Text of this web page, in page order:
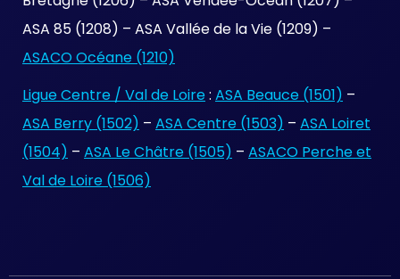
ASA 85 (1208) – ASA Vallée de la Vie (1209) –
ASACO Océane (1210)
Ligue Centre / Val de Loire : ASA Beauce (1501) –
ASA Berry (1502) – ASA Centre (1503) – ASA Loiret
(1504) – ASA Le Châtre (1505) – ASACO Perche et
Val de Loire (1506)